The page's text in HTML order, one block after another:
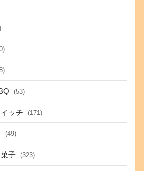
(53)
ッチ (171)
(49)
子 (323)